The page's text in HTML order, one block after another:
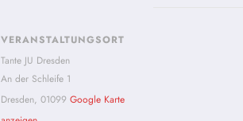
VERANSTALTUNGSORT
Tante JU Dresden
An der Schleife 1
Dresden, 01099 Google Karte